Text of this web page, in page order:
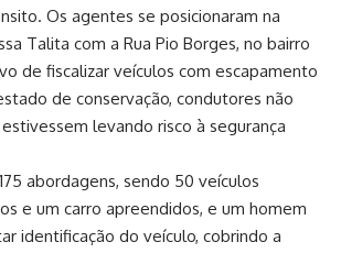
Os agentes se posicionaram na
Talita com a Rua Pio Borges, no bairro
de fiscalizar veículos com escapamento
de conservação, condutores não
levando risco à segurança
abordagens, sendo 50 veículos
e um carro apreendidos, e um homem
identificação do veículo, cobrindo a